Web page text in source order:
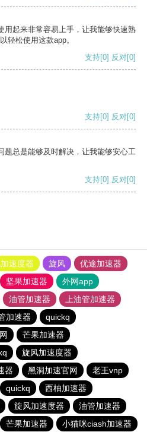
用起来非常容易上手，让我能够快速熟
轻松使用这款app。
支持[0] 反对[0]
支持[0] 反对[0]
题总是能够及时解决，让我能够安心工
支持[0] 反对[0]
速度器 旋风
优途加速器
坚果加速器
外网app
油管加速器
上油管加速器
加速器
quickq
芒果加速器
旋风加速度器
器 黑洞加速官网
老王vnp
quickq
西柚加速器
旋风加速度器
油管加速器
芒果加速器 小猫咪ciash加速器